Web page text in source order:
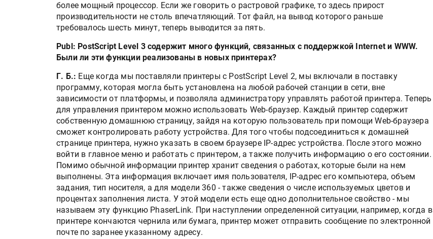
более мощный процессор. Если же говорить о растровой графике, то здесь прирост
производительности не столь впечатляющий. Тот файл, на вывод которого раньше
требовалось шесть минут, теперь выводится за пять.
Publ: PostScript Level 3 содержит много функций, связанных с поддержкой Internet и WWW.
Были ли эти функции реализованы в новых принтерах?
Г. Б.: Еще когда мы поставляли принтеры с PostScript Level 2, мы включали в поставку
программу, которая могла быть установлена на любой рабочей станции в сети, вне
зависимости от платформы, и позволяла администратору управлять работой принтера. Теперь
для управления принтером можно использовать Web-браузер. Каждый принтер содержит
собственную домашнюю страницу, зайдя на которую пользователь при помощи Web-браузера
сможет контролировать работу устройства. Для того чтобы подсоединиться к домашней
странице принтера, нужно указать в своем браузере IP-адрес устройства. После этого можно
войти в главное меню и работать с принтером, а также получить информацию о его состоянии.
Помимо обычной информации принтер хранит сведения о работах, которые были на нем
выполнены. Эта информация включает имя пользователя, IP-адрес его компьютера, объем
задания, тип носителя, а для модели 360 - также сведения о числе используемых цветов и
процентах заполнения листа. У этой модели есть еще одно дополнительное свойство - мы
называем эту функцию PhaserLink. При наступлении определенной ситуации, например, когда в
принтере кончаются чернила или бумага, принтер может отправить сообщение по электронной
почте по заранее указанному адресу.